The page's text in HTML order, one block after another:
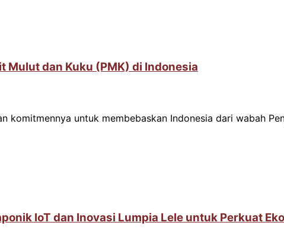
Mulut dan Kuku (PMK) di Indonesia
komitmennya untuk membebaskan Indonesia dari wabah
IoT dan Inovasi Lumpia Lele untuk Perkuat